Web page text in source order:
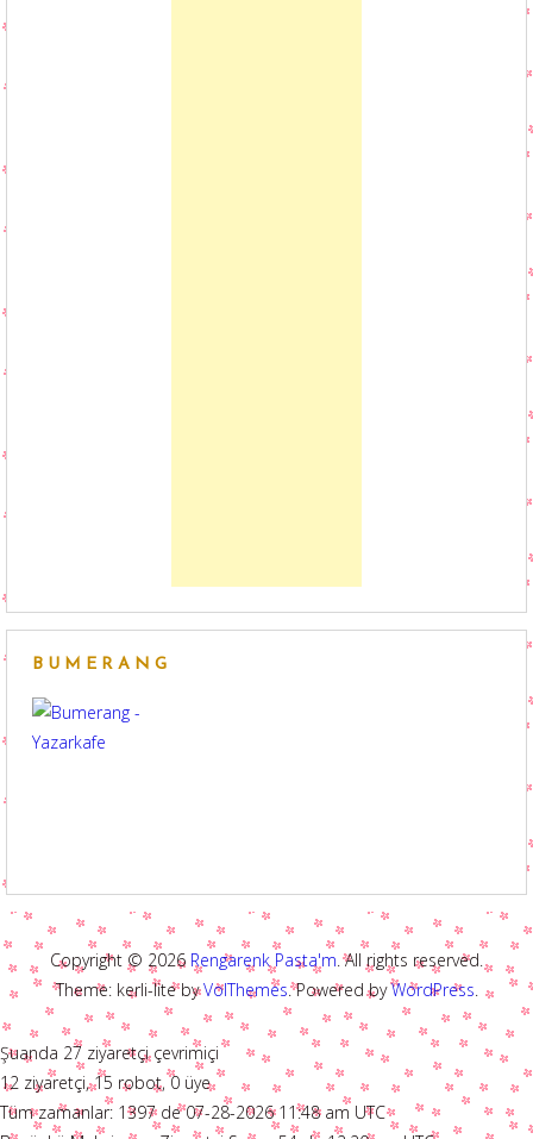
BUMERANG
Copyright © 2026 Rengarenk Pasta'm . All rights reserved.
Theme: kerli-lite byVolThemes. Powered byWordPress
Şuanda 27 ziyaretçi çevrimiçi
12 ziyaretçi, 15 robot, 0 üye
Tüm zamanlar: 1397 de 07-28-2026 11:48 am UTC